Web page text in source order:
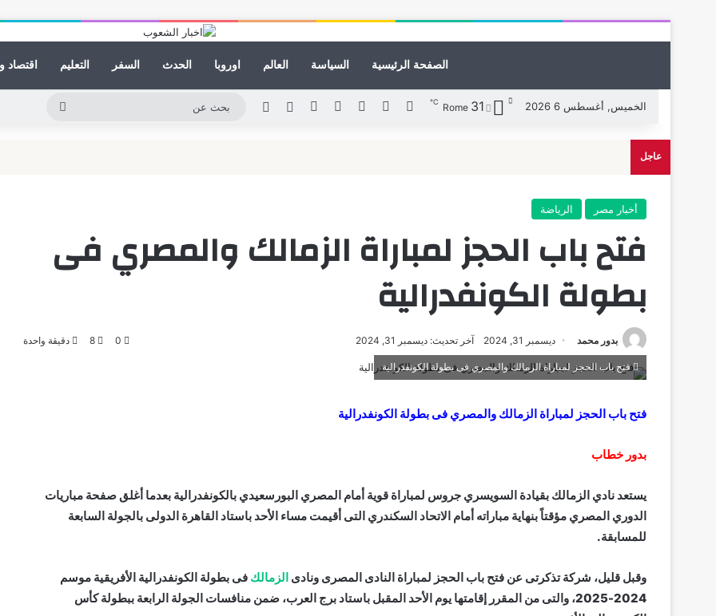
الصفحة الرئيسية السياسة العالم اوروبا الحدث السفر التعليم اقتصاد
الخميس, أغسطس 6 2026 Rome 31
℃ فيسبوك لينكدإنيوتيوب انستقراممقال عشوائي
الوضع المظلم
عاجل
أخبار مصر الرياضة
فتح باب الحجز لمباراة الزمالك والمصري فى
بطولة الكونفدرالية
بدور محمد ديسمبر 31, 2024 آخر تحديث: ديسمبر 31, 2024 0
8 دقيقة واحدة
فتح باب الحجز لمباراة الزمالك والمصري فى بطولة الكونفدرالية
فتح باب الحجز لمباراة الزمالك والمصري فى بطولة الكونفدرالية
بدور خطاب
يستعد نادي الزمالك بقيادة السويسري جروس لمباراة قوية أمام المصري البورسعيدي بالكونفدرالية بعدما أغلق صفحة مباريات
الدوري المصري مؤقتاً بنهاية مباراته أمام الاتحاد السكندري التى أقيمت مساء الأحد باستاد القاهرة الدولى بالجولة السابعة
للمسابقة.
وقبل قليل، شركة تذكرتى عن فتح باب الحجز لمباراة النادى المصرى ونادى الزمالك فى بطولة الكونفدرالية الأفريقية موسم
2024-2025، والتى من المقرر إقامتها يوم الأحد المقبل باستاد برج العرب، ضمن منافسات الجولة الرابعة ببطولة كأس